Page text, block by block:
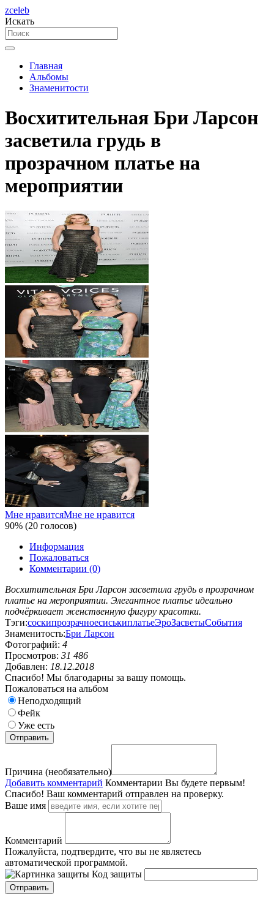
zceleb
Искать
Главная
Альбомы
Знаменитости
Восхитительная Бри Ларсон
засветила грудь в
прозрачном платье на
мероприятии
Мне нравитсяМне не нравится
90% (20 голосов)
Информация
Пожаловаться
Комментарии (0)
Восхитительная Бри Ларсон засветила грудь в прозрачном
платье на мероприятии. Элегантное платье идеально
подчёркивает женственную фигуру красотки.
Тэги:соскипрозрачноесиськиплатьеЭроЗасветыСобытия
Знаменитость:Бри Ларсон
Фотографий: 4
Просмотров: 31 486
Добавлен: 18.12.2018
Спасибо! Мы благодарны за вашу помощь.
Пожаловаться на альбом
Неподходящий
Фейк
Уже есть
Причина (необязательно)
Добавить комментарий Комментарии Вы будете первым!
Спасибо! Ваш комментарий отправлен на проверку.
Ваше имя
Комментарий
Пожалуйста, подтвердите, что вы не являетесь
автоматической программой.
Код защиты